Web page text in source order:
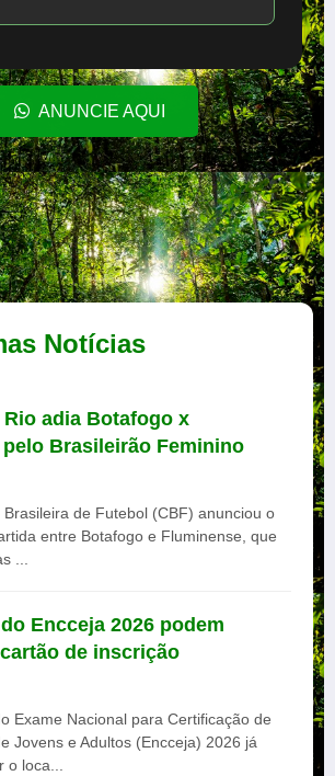
ANUNCIE AQUI
Notícias
adia Botafogo x
Brasileirão Feminino
de Futebol (CBF) anunciou o
entre Botafogo e Fluminense, que
...
Encceja 2026 podem
de inscrição
Exame Nacional para Certificação de
Jovens e Adultos (Encceja) 2026 já
o loca...